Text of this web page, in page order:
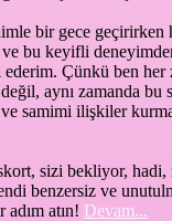
bir gece geçirirken
ve bu keyifli
ederim. Çünkü ben
aynı zamanda bu
samimi ilişkiler
sizi bekliyor, hadi,
benzersiz ve
atın! Devam...